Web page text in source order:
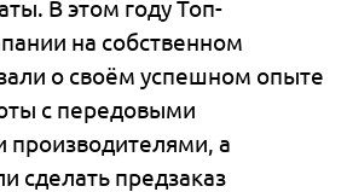
В этом году Топ-
на собственном
о своём успешном опыте
с передовыми
производителями, а
сделать предзаказ